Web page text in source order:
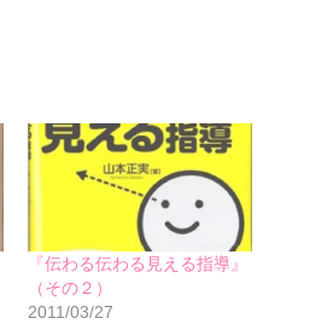
『伝わる伝わる見える指導』
（その２）
2011/03/27